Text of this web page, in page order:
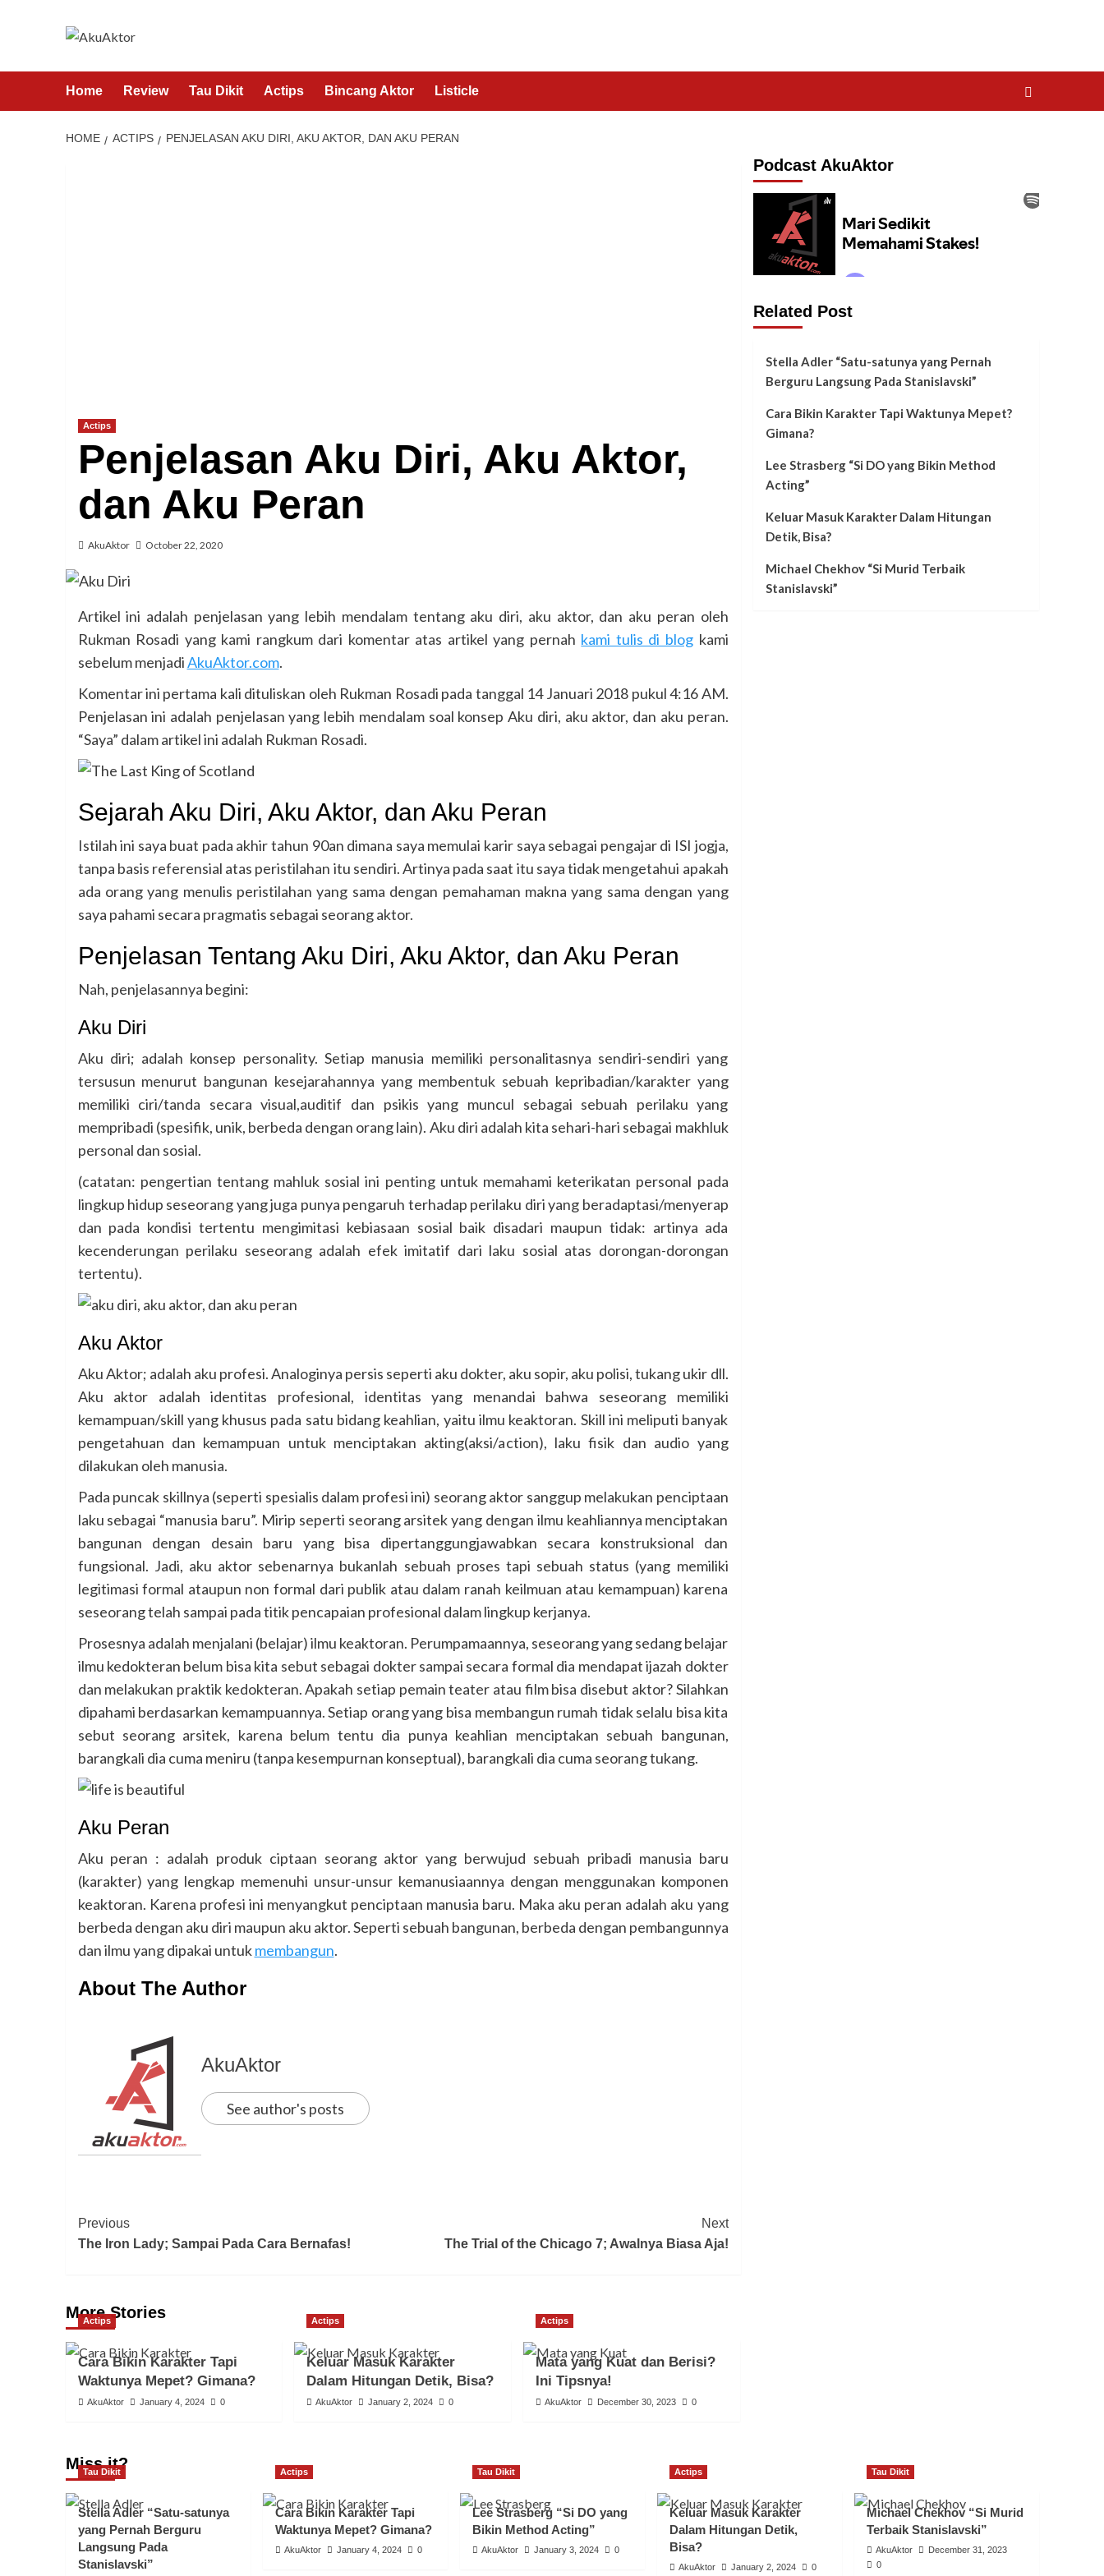
Home Review Tau Dikit Actips Bincang Aktor Listicle
HOME ACTIPS PENJELASAN AKU DIRI, AKU AKTOR, DAN AKU PERAN
Actips
Penjelasan Aku Diri, Aku Aktor,
dan Aku Peran
AkuAktor October 22, 2020
Artikel ini adalah penjelasan yang lebih mendalam tentang aku diri, aku aktor, dan aku peran oleh
Rukman Rosadi yang kami rangkum dari komentar atas artikel yang pernah kami tulis di blogkami
sebelum menjadiAkuAktor.com.
Komentar ini pertama kali dituliskan oleh Rukman Rosadi pada tanggal 14 Januari 2018 pukul 4:16 AM.
Penjelasan ini adalah penjelasan yang lebih mendalam soal konsep Aku diri, aku aktor, dan aku peran.
“Saya” dalam artikel ini adalah Rukman Rosadi.
Sejarah Aku Diri, Aku Aktor, dan Aku Peran
Istilah ini saya buat pada akhir tahun 90an dimana saya memulai karir saya sebagai pengajar di ISI jogja,
tanpa basis referensial atas peristilahan itu sendiri. Artinya pada saat itu saya tidak mengetahui apakah
ada orang yang menulis peristilahan yang sama dengan pemahaman makna yang sama dengan yang
saya pahami secara pragmatis sebagai seorang aktor.
Penjelasan Tentang Aku Diri, Aku Aktor, dan Aku Peran
Nah, penjelasannya begini:
Aku Diri
Aku diri; adalah konsep personality. Setiap manusia memiliki personalitasnya sendiri-sendiri yang
tersusun menurut bangunan kesejarahannya yang membentuk sebuah kepribadian/karakter yang
memiliki ciri/tanda secara visual,auditif dan psikis yang muncul sebagai sebuah perilaku yang
mempribadi (spesifik, unik, berbeda dengan orang lain). Aku diri adalah kita sehari-hari sebagai makhluk
personal dan sosial.
(catatan: pengertian tentang mahluk sosial ini penting untuk memahami keterikatan personal pada
lingkup hidup seseorang yang juga punya pengaruh terhadap perilaku diri yang beradaptasi/menyerap
dan pada kondisi tertentu mengimitasi kebiasaan sosial baik disadari maupun tidak: artinya ada
kecenderungan perilaku seseorang adalah efek imitatif dari laku sosial atas dorongan-dorongan
tertentu).
Aku Aktor
Aku Aktor; adalah aku profesi. Analoginya persis seperti aku dokter, aku sopir, aku polisi, tukang ukir dll.
Aku aktor adalah identitas profesional, identitas yang menandai bahwa seseorang memiliki
kemampuan/skill yang khusus pada satu bidang keahlian, yaitu ilmu keaktoran. Skill ini meliputi banyak
pengetahuan dan kemampuan untuk menciptakan akting(aksi/action), laku fisik dan audio yang
dilakukan oleh manusia.
Pada puncak skillnya (seperti spesialis dalam profesi ini) seorang aktor sanggup melakukan penciptaan
laku sebagai “manusia baru”. Mirip seperti seorang arsitek yang dengan ilmu keahliannya menciptakan
bangunan dengan desain baru yang bisa dipertanggungjawabkan secara konstruksional dan
fungsional. Jadi, aku aktor sebenarnya bukanlah sebuah proses tapi sebuah status (yang memiliki
legitimasi formal ataupun non formal dari publik atau dalam ranah keilmuan atau kemampuan) karena
seseorang telah sampai pada titik pencapaian profesional dalam lingkup kerjanya.
Prosesnya adalah menjalani (belajar) ilmu keaktoran. Perumpamaannya, seseorang yang sedang belajar
ilmu kedokteran belum bisa kita sebut sebagai dokter sampai secara formal dia mendapat ijazah dokter
dan melakukan praktik kedokteran. Apakah setiap pemain teater atau film bisa disebut aktor? Silahkan
dipahami berdasarkan kemampuannya. Setiap orang yang bisa membangun rumah tidak selalu bisa kita
sebut seorang arsitek, karena belum tentu dia punya keahlian menciptakan sebuah bangunan,
barangkali dia cuma meniru (tanpa kesempurnan konseptual), barangkali dia cuma seorang tukang.
Aku Peran
Aku peran : adalah produk ciptaan seorang aktor yang berwujud sebuah pribadi manusia baru
(karakter) yang lengkap memenuhi unsur-unsur kemanusiaannya dengan menggunakan komponen
keaktoran. Karena profesi ini menyangkut penciptaan manusia baru. Maka aku peran adalah aku yang
berbeda dengan aku diri maupun aku aktor. Seperti sebuah bangunan, berbeda dengan pembangunnya
dan ilmu yang dipakai untukmembangun.
About The Author
AkuAktor
See author's posts
Previous
The Iron Lady; Sampai Pada Cara Bernafas!
Next
The Trial of the Chicago 7; Awalnya Biasa Aja!
More Stories
Actips
Cara Bikin Karakter Tapi
Waktunya Mepet? Gimana?
AkuAktor January 4, 2024 0
Actips
Keluar Masuk Karakter
Dalam Hitungan Detik, Bisa?
AkuAktor January 2, 2024 0
Actips
Mata yang Kuat dan Berisi?
Ini Tipsnya!
AkuAktor December 30, 2023 0
Podcast AkuAktor
Related Post
Stella Adler “Satu-satunya yang Pernah
Berguru Langsung Pada Stanislavski”
Cara Bikin Karakter Tapi Waktunya Mepet?
Gimana?
Lee Strasberg “Si DO yang Bikin Method
Acting”
Keluar Masuk Karakter Dalam Hitungan
Detik, Bisa?
Michael Chekhov “Si Murid Terbaik
Stanislavski”
Miss it?
Tau Dikit
Stella Adler “Satu-satunya
yang Pernah Berguru
Langsung Pada
Stanislavski”
Actips
Cara Bikin Karakter Tapi
Waktunya Mepet? Gimana?
AkuAktor January 4, 2024 0
Tau Dikit
Lee Strasberg “Si DO yang
Bikin Method Acting”
AkuAktor January 3, 2024 0
Actips
Keluar Masuk Karakter
Dalam Hitungan Detik,
Bisa?
AkuAktor January 2, 2024 0
Tau Dikit
Michael Chekhov “Si Murid
Terbaik Stanislavski”
AkuAktor
December 31, 2023
0